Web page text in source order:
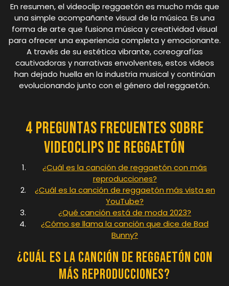
En resumen, el videoclip reggaetón es mucho más que
una simple acompañante visual de la música. Es una
forma de arte que fusiona música y creatividad visual
para ofrecer una experiencia completa y emocionante.
A través de su estética vibrante, coreografías
cautivadoras y narrativas envolventes, estos videos
han dejado huella en la industria musical y continúan
evolucionando junto con el género del reggaetón.
4 Preguntas Frecuentes Sobre
Videoclips de Reggaetón
¿Cuál es la canción de reggaetón con más
reproducciones?
¿Cuál es la canción de reggaetón más vista en
YouTube?
¿Qué canción está de moda 2023?
¿Cómo se llama la canción que dice de Bad
Bunny?
¿Cuál es la canción de reggaetón con
más reproducciones?